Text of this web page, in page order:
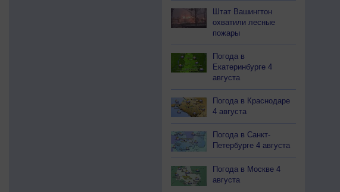
Штат Вашингтон
охватили лесные
пожары
Погода в
Екатеринбурге 4
августа
Погода в Краснодаре
4 августа
Погода в Санкт-
Петербурге 4 августа
Погода в Москве 4
августа